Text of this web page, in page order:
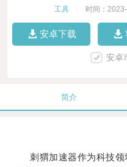
工具 时间：
安卓下载
安卓
简介
刺猬加速器作为科技领